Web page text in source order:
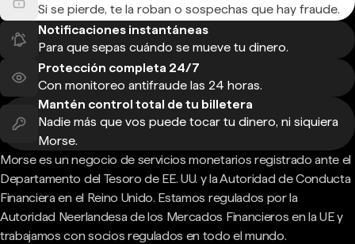
Si se pierde, te la roban o sospechas que hay fraude.
Notificaciones instantáneas
Para que sepas cuándo se mueve tu dinero.
Protección completa 24/7
Con monitoreo antifraude las 24 horas.
Mantén control total de tu billetera
Nadie más que vos puede tocar tu dinero, ni siquiera
Morse.
Morse es un negocio de servicios monetarios registrado ante el
Departamento del Tesoro de EE. UU. y la Autoridad de Conducta
Financiera en el Reino Unido. Estamos regulados por la
Autoridad Neerlandesa de los Mercados Financieros en la UE y
trabajamos con socios regulados en todo el mundo.